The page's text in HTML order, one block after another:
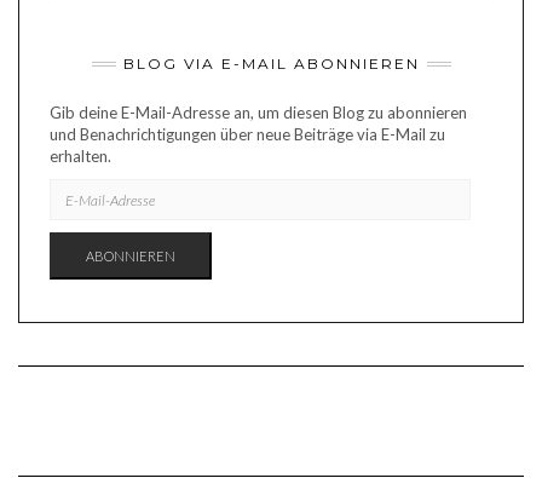
BLOG VIA E-MAIL ABONNIEREN
Gib deine E-Mail-Adresse an, um diesen Blog zu abonnieren
und Benachrichtigungen über neue Beiträge via E-Mail zu
erhalten.
MAIL-
ABONNIEREN